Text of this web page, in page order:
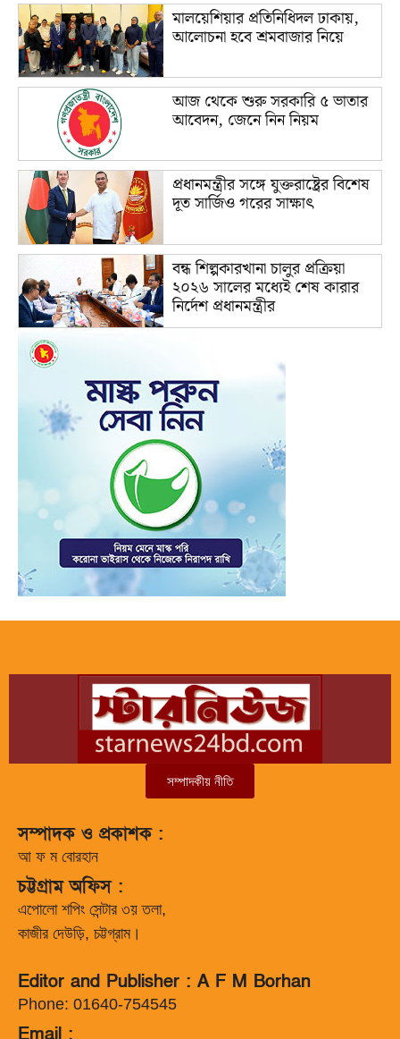
মালয়েশিয়ার প্রতিনিধিদল ঢাকায়,
আলোচনা হবে শ্রমবাজার নিয়ে
আজ থেকে শুরু সরকারি ৫ ভাতার
আবেদন, জেনে নিন নিয়ম
প্রধানমন্ত্রীর সঙ্গে যুক্তরাষ্ট্রের বিশেষ
দূত সার্জিও গরের সাক্ষাৎ
বন্ধ শিল্পকারখানা চালুর প্রক্রিয়া
২০২৬ সালের মধ্যেই শেষ কারার
নির্দেশ প্রধানমন্ত্রীর
সম্পাদকীয় নীতি
সম্পাদক ও প্রকাশক :
আ ফ ম বোরহান
চট্টগ্রাম অফিস :
এপোলো শপিং সেন্টার ৩য় তলা,
কাজীর দেউড়ি, চট্টগ্রাম।
Editor and Publisher : A F M Borhan
Phone: 01640-754545